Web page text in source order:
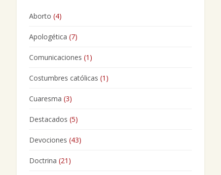
Aborto (4)
Apologética (7)
Comunicaciones (1)
Costumbres católicas (1)
Cuaresma (3)
Destacados (5)
Devociones (43)
Doctrina (21)